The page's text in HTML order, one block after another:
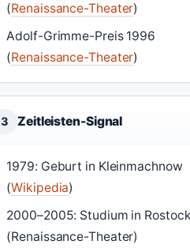
(Renaissance-Theater)
Adolf-Grimme-Preis 1996
(Renaissance-Theater)
3 Zeitleisten-Signal
1979: Geburt in Kleinmachnow
(Wikipedia)
2000–2005: Studium in
(Renaissance-Theater)